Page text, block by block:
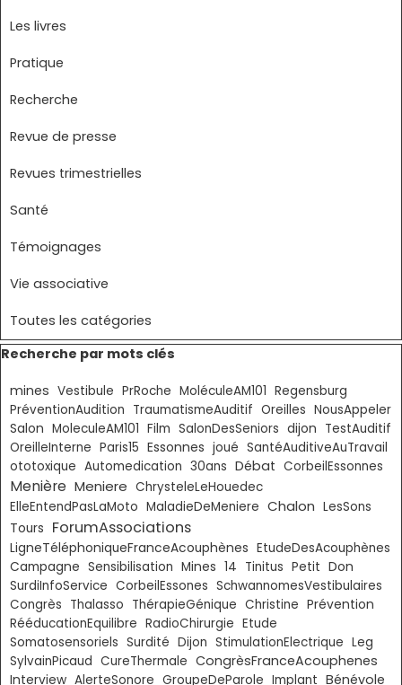
Les livres
Pratique
Recherche
Revue de presse
Revues trimestrielles
Santé
Témoignages
Vie associative
Toutes les catégories
Sauter le bloc Recherche par mots clés
Recherche par mots clés
mines Vestibule PrRoche MoléculeAM101 Regensburg
PréventionAudition TraumatismeAuditif Oreilles NousAppeler
Salon MoleculeAM101 Film SalonDesSeniors dijon TestAuditif
OreilleInterne Paris15 Essonnes joué SantéAuditiveAuTravail
ototoxique Automedication 30ans Débat CorbeilEssonnes
Menière Meniere ChrysteleLeHouedec
ElleEntendPasLaMoto MaladieDeMeniere Chalon LesSons
Tours ForumAssociations
LigneTéléphoniqueFranceAcouphènes EtudeDesAcouphènes
Campagne Sensibilisation Mines 14 Tinitus Petit Don
SurdiInfoService CorbeilEssones SchwannomesVestibulaires
Congrès Thalasso ThérapieGénique Christine Prévention
RééducationEquilibre RadioChirurgie Etude
Somatosensoriels Surdité Dijon StimulationElectrique Leg
SylvainPicaud CureThermale CongrèsFranceAcouphenes
Interview AlerteSonore GroupeDeParole Implant Bénévole